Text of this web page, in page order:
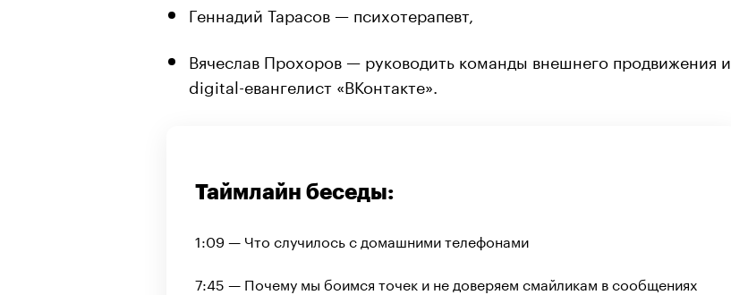
Геннадий Тарасов — психотерапевт,
Вячеслав Прохоров — руководить команды внешнего продвижения и
digital-евангелист «ВКонтакте».
Таймлайн беседы:
1:09 — Что случилось с домашними телефонами
7:45 — Почему мы боимся точек и не доверяем смайликам в сообщениях